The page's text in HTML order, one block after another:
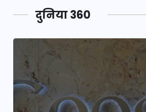
दुनिया 360